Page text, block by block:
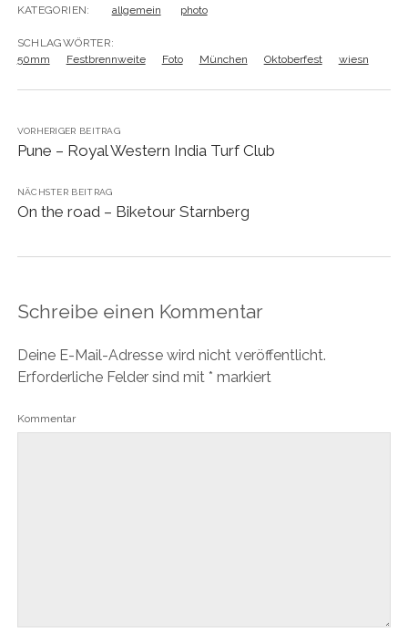
KATEGORIEN: allgemein photo
SCHLAGWÖRTER:
50mm
Festbrennweite Foto München Oktoberfest wiesn
VORHERIGER BEITRAG
Pune – Royal Western India Turf Club
NÄCHSTER BEITRAG
On the road – Biketour Starnberg
Schreibe einen Kommentar
Deine E-Mail-Adresse wird nicht veröffentlicht.
Erforderliche Felder sind mit * markiert
Kommentar